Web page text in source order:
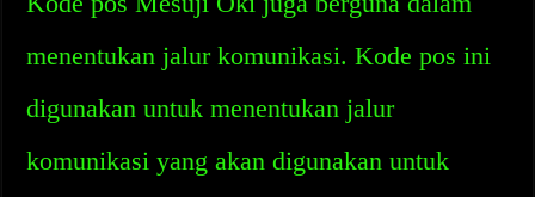
menentukan jalur komunikasi. Kode pos ini
digunakan untuk menentukan jalur
komunikasi yang akan digunakan untuk